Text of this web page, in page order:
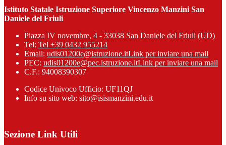
Istituto Statale Istruzione Superiore Vincenzo Manzini San
Daniele del Friuli
Piazza IV novembre, 4 - 33038 San Daniele del Friuli (UD)
Tel: Tel +39 0432 955214
Email: udis01200e@istruzione.itLink per inviare una mail
PEC: udis01200e@pec.istruzione.itLink per inviare una mail
C.F.: 94008390307
Codice Univoco Ufficio: UF11QJ
Info su sito web: sito@isismanzini.edu.it
Sezione Link Utili